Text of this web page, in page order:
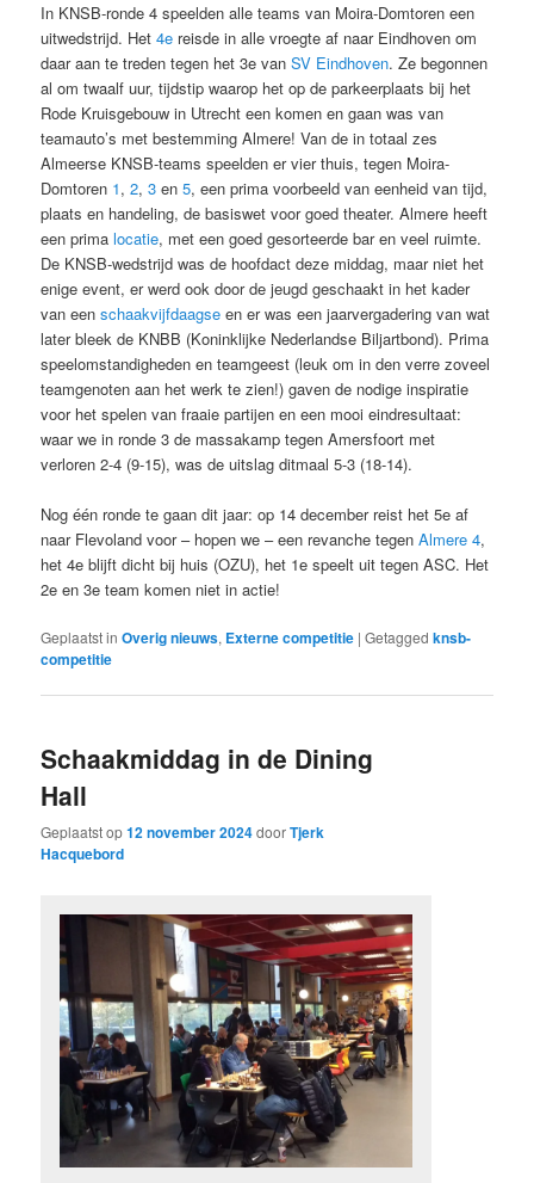
In KNSB-ronde 4 speelden alle teams van Moira-Domtoren een
uitwedstrijd. Het4e reisde in alle vroegte af naar Eindhoven om
daar aan te treden tegen het 3e vanSV Eindhoven. Ze begonnen
al om twaalf uur, tijdstip waarop het op de parkeerplaats bij het
Rode Kruisgebouw in Utrecht een komen en gaan was van
teamauto’s met bestemming Almere! Van de in totaal zes
Almeerse KNSB-teams speelden er vier thuis, tegen Moira-
Domtoren 1,2,3 en5, een prima voorbeeld van eenheid van tijd,
plaats en handeling, de basiswet voor goed theater. Almere heeft
een primalocatie, met een goed gesorteerde bar en veel ruimte.
De KNSB-wedstrijd was de hoofdact deze middag, maar niet het
enige event, er werd ook door de jeugd geschaakt in het kader
van eenschaakvijfdaagse en er was een jaarvergadering van wat
later bleek de KNBB (Koninklijke Nederlandse Biljartbond). Prima
speelomstandigheden en teamgeest (leuk om in den verre zoveel
teamgenoten aan het werk te zien!) gaven de nodige inspiratie
voor het spelen van fraaie partijen en een mooi eindresultaat:
waar we in ronde 3 de massakamp tegen Amersfoort met
verloren 2-4 (9-15), was de uitslag ditmaal 5-3 (18-14).
Nog één ronde te gaan dit jaar: op 14 december reist het 5e af
naar Flevoland voor – hopen we – een revanche tegenAlmere 4,
het 4e blijft dicht bij huis (OZU), het 1e speelt uit tegen ASC. Het
2e en 3e team komen niet in actie!
Geplaatst in Overig nieuws, Externe competitie |Getagged knsb-
competitie
Schaakmiddag in de Dining
Hall
Geplaatst op12 november 2024doorTjerk
Hacquebord